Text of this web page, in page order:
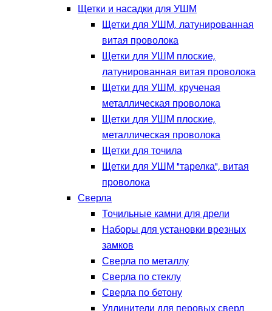
Щетки и насадки для УШМ
Щетки для УШМ, латунированная
витая проволока
Щетки для УШМ плоские,
латунированная витая проволока
Щетки для УШМ, крученая
металлическая проволока
Щетки для УШМ плоские,
металлическая проволока
Щетки для точила
Щетки для УШМ "тарелка", витая
проволока
Сверла
Точильные камни для дрели
Наборы для установки врезных
замков
Сверла по металлу
Сверла по стеклу
Сверла по бетону